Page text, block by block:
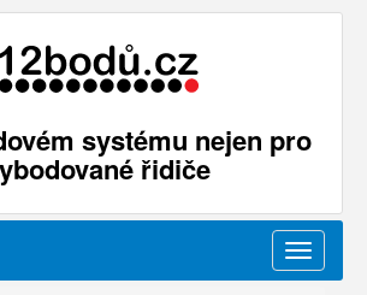
systému nejen pro
řidiče
Menu